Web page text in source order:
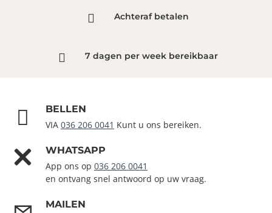
Achteraf betalen
7 dagen per week bereikbaar
BELLEN
VIA 036 206 0041 Kunt u ons bereiken.
WHATSAPP
App ons op 036 206 0041
en ontvang snel antwoord op uw vraag.
MAILEN